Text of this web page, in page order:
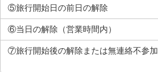
⑤旅行開始日の前日の解除
⑥当日の解除（営業時間内）
⑦旅行開始後の解除または無連絡不参加